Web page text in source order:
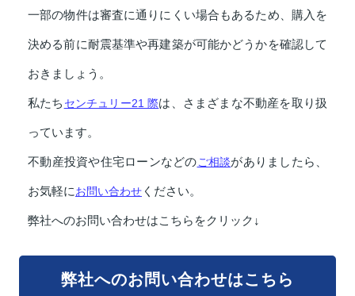
一部の物件は審査に通りにくい場合もあるため、購入を
決める前に耐震基準や再建築が可能かどうかを確認して
おきましょう。
私たち センチュリー21 際は、さまざまな不動産を取り扱
っています。
不動産投資や住宅ローンなどのご相談がありましたら、
お気軽にお問い合わせ ください。
弊社へのお問い合わせはこちらをクリック↓
弊社へのお問い合わせはこちら